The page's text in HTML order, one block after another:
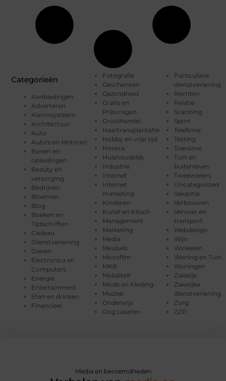
Categorieën
Aanbiedingen
Adverteren
Alarmsysteem
Architectuur
Auto
Auto's en Motoren
Banen en
opleidingen
Beauty en
verzorging
Bedrijven
Bloemen
Blog
Boeken en
Tijdschriften
Cadeau
Dienstverlening
Dieren
Electronica en
Computers
Energie
Entertainment
Eten en drinken
Financieel
Fotografie
Geschenken
Gezondheid
Gratis en
Prijsvragen
Groothandel
Haartransplantatie
Hobby en vrije tijd
Horeca
Huishoudelijk
Industrie
Internet
Internet
marketing
Kinderen
Kunst en Kitsch
Management
Marketing
Media
Meubels
Microfilm
MKB
Mobiliteit
Mode en Kleding
Muziek
Onderwijs
Oog Laseren
Particuliere
dienstverlening
Rechten
Relatie
Scanning
Sport
Telefonie
Testing
Toerisme
Tuin en
buitenleven
Tweewielers
Uncategorized
Vakantie
Verbouwen
Vervoer en
transport
Webdesign
Wijn
Winkelen
Woning en Tuin
Woningen
Zakelijk
Zakelijke
dienstverlening
Zorg
ZZP
Media en beroemdheden